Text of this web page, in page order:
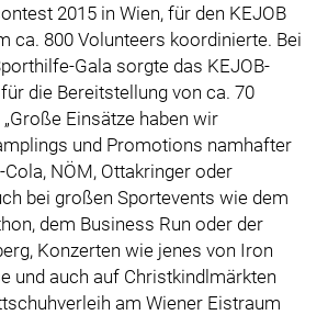
2015 in Wien, für den KEJOB
ca. 800 Volunteers koordinierte. Bei
Gala sorgte das KEJOB-
die Bereitstellung von ca. 70
Einsätze haben wir
und Promotions namhafter
NÖM, Ottakringer oder
bei großen Sportevents wie dem
dem Business Run oder der
Konzerten wie jenes von Iron
und auch auf Christkindlmärkten
am Wiener Eistraum